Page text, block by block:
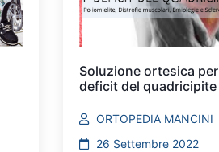
Soluzione ortesica per
deficit del quadricipite
ORTOPEDIA MANCINI
26 Settembre 2022